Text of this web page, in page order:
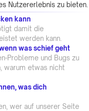
Nutzererlebnis zu bieten.
kann
damit die
werden kann.
was schief geht
Probleme und Bugs zu
warum etwas nicht
was dich
wer auf unserer Seite